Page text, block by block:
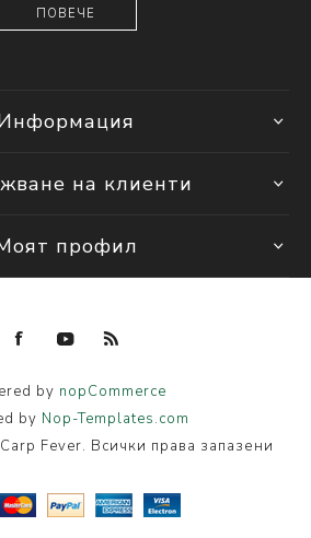
ПОВЕЧЕ
на клиенти
профил
by nopCommerce
by Nop-Templates.com
Fever. Всички права запазени